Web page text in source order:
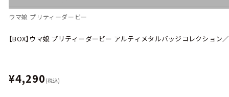
ウマ娘 プリティーダービー
【BOX】ウマ娘 プリティーダービー アルティメタルバッジコレクション
¥4,290 (税込)